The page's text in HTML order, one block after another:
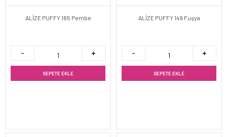
ALİZE PUFFY 185 Pembe
SEPETE EKLE
ALİZE PUFFY 149 Fuşya
SEPETE EKLE